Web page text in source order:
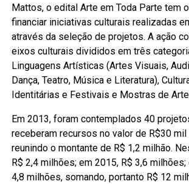
Mattos, o edital Arte em Toda Parte tem
financiar iniciativas culturais realizadas
através da seleção de projetos. A ação
eixos culturais divididos em três
Linguagens Artísticas (Artes Visuais,
Dança, Teatro, Música e Literatura),
Identitárias e Festivais e Mostras de Arte
Em 2013, foram contemplados 40
receberam recursos no valor de R$30 mil
reunindo o montante de R$ 1,2 milhão.
R$ 2,4 milhões; em 2015, R$ 3,6
4,8 milhões, somando, portanto R$ 12